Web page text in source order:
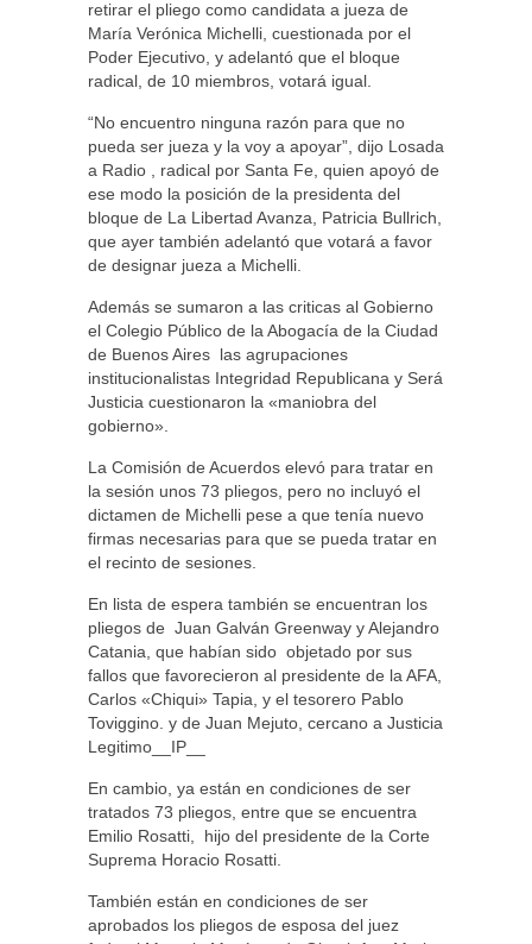
retirar el pliego como candidata a jueza de
María Verónica Michelli, cuestionada por el
Poder Ejecutivo, y adelantó que el bloque
radical, de 10 miembros, votará igual.
“No encuentro ninguna razón para que no
pueda ser jueza y la voy a apoyar”, dijo Losada
a Radio , radical por Santa Fe, quien apoyó de
ese modo la posición de la presidenta del
bloque de La Libertad Avanza, Patricia Bullrich,
que ayer también adelantó que votará a favor
de designar jueza a Michelli.
Además se sumaron a las criticas al Gobierno
el Colegio Público de la Abogacía de la Ciudad
de Buenos Aires las agrupaciones
institucionalistas Integridad Republicana y Será
Justicia cuestionaron la «maniobra del
gobierno».
La Comisión de Acuerdos elevó para tratar en
la sesión unos 73 pliegos, pero no incluyó el
dictamen de Michelli pese a que tenía nuevo
firmas necesarias para que se pueda tratar en
el recinto de sesiones.
En lista de espera también se encuentran los
pliegos de Juan Galván Greenway y Alejandro
Catania, que habían sido objetado por sus
fallos que favorecieron al presidente de la AFA,
Carlos «Chiqui» Tapia, y el tesorero Pablo
Toviggino. y de Juan Mejuto, cercano a Justicia
Legitimo__IP__
En cambio, ya están en condiciones de ser
tratados 73 pliegos, entre que se encuentra
Emilio Rosatti, hijo del presidente de la Corte
Suprema Horacio Rosatti.
También están en condiciones de ser
aprobados los pliegos de esposa del juez